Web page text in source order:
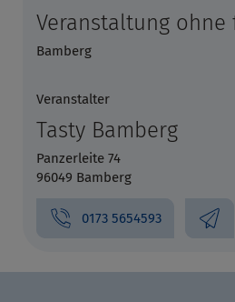
Veranstaltung ohne
Bamberg
Veranstalter
Tasty Bamberg
Panzerleite 74
96049 Bamberg
0173 5654593